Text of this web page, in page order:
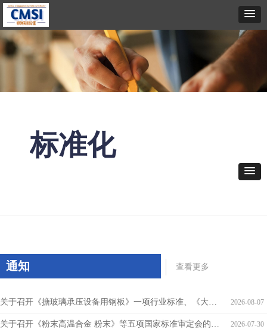
标准化
通知
2026-08-07
关于召开《搪玻璃承压设备用钢板》一项行业标准、《大型水电站用超高强度低裂纹敏感性钢板》等七项中国钢铁工业协会审定会的通知
2026-07-30
关于召开《粉末高温合金 粉末》等五项国家标准审定会的通知
查看更多